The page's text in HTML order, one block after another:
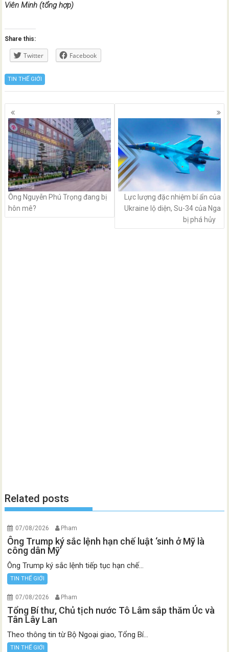
Viên Minh (tổng hợp)
Share this:
Twitter Facebook
TIN THẾ GIỚI
Posts
navigation
Ông Nguyễn Phú Trọng đang bị
hôn mê?
Lực lượng đặc nhiệm bí ẩn của
Ukraine lộ diện, Su-34 của Nga
bị phá hủy
Related posts
07/08/2026 Pham
Ông Trump ký sắc lệnh hạn chế luật ‘sinh ở Mỹ là
công dân Mỹ’
Ông Trump ký sắc lệnh tiếp tục hạn chế...
TIN THẾ GIỚI
07/08/2026 Pham
Tổng Bí thư, Chủ tịch nước Tô Lâm sắp thăm Úc và
Tân Lây Lan
Theo thông tin từ Bộ Ngoại giao, Tổng Bí...
TIN THẾ GIỚI